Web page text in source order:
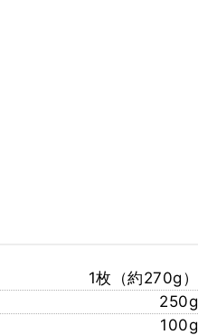
1枚（約270g）
250g
100g